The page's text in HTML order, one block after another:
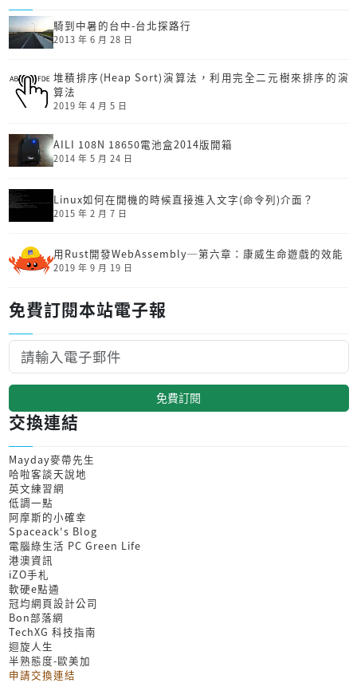
騎到中暑的台中-台北探路行
2013 年 6 月 28 日
堆積排序(Heap Sort)演算法，利用完全二元樹來排序的演
算法
2019 年 4 月 5 日
AILI 108N 18650電池盒2014版開箱
2014 年 5 月 24 日
Linux如何在開機的時候直接進入文字(命令列)介面？
2015 年 2 月 7 日
用Rust開發Web­Assembly─第六章：康威生命遊戲的效能
2019 年 9 月 19 日
免費訂閱本站電子報
免費訂閱
交換連結
Mayday麥帶先生
哈啦客談天說地
英文練習網
低調一點
阿摩斯的小確幸
Spaceack's Blog
電腦綠生活 PC Green Life
港澳資訊
iZO手札
軟硬e點通
冠均網頁設計公司
Bon部落網
TechXG 科技指南
迴旋人生
半熟態度-歐美加
申請交換連結